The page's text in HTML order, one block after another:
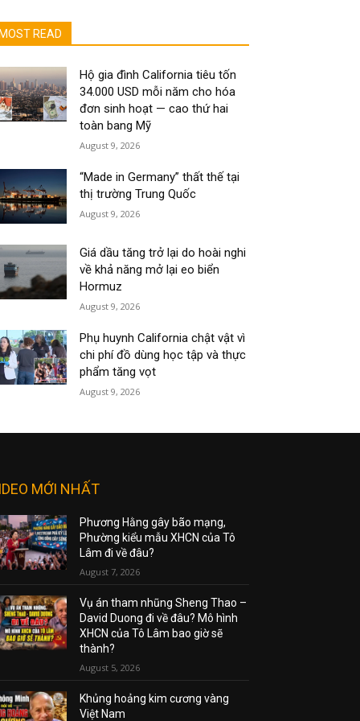
MOST READ
Hộ gia đình California tiêu tốn
34.000 USD mỗi năm cho hóa
đơn sinh hoạt — cao thứ hai
toàn bang Mỹ
August 9, 2026
“Made in Germany” thất thế tại
thị trường Trung Quốc
August 9, 2026
Giá dầu tăng trở lại do hoài nghi
về khả năng mở lại eo biển
Hormuz
August 9, 2026
Phụ huynh California chật vật vì
chi phí đồ dùng học tập và thực
phẩm tăng vọt
August 9, 2026
MỚI NHẤT
Phương Hằng gây bão mạng,
Phường kiểu mẫu XHCN của Tô
Lâm đi về đâu?
August 7, 2026
Vụ án tham nhũng Sheng Thao –
David Duong đi về đâu? Mô hình
XHCN của Tô Lâm bao giờ sẽ
thành?
August 5, 2026
Khủng hoảng kim cương vàng
Việt Nam